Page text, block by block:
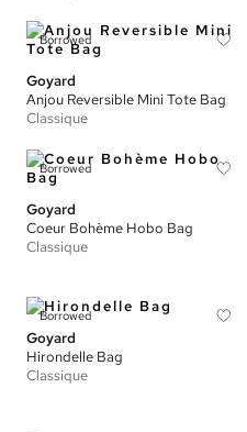
Borrowed
Goyard
Anjou Reversible Mini Tote Bag
Classique
Borrowed
Goyard
Coeur Bohème Hobo Bag
Classique
Borrowed
Goyard
Hirondelle Bag
Classique